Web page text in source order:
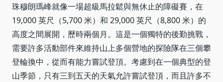
珠穆朗瑪峰就像一場超級馬拉鬆與無休止的障礙賽，在
19,000 英尺（5,700 米）和 29,000 英尺（8,800 米）的
高度之間展開，歷時兩個月。這是一個獨特的後勤挑戰，
需要許多活動部件來維持山上多個營地的探險隊在三個攀
登輪換中，從而有能力嘗試登頂。考慮到在一個典型的登
山季節，只有三到五天的天氣允許嘗試登頂，而且許多不